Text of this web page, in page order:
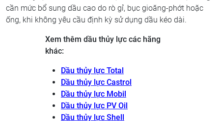
cần mức bổ sung dầu cao do rò gỉ, bục gioăng-phớt hoặc
ống, khi không yêu cầu định kỳ sử dụng dầu kéo dài.
Xem thêm dầu thủy lực các hãng
khác:
Dầu thủy lực Total
Dầu thủy lực Castrol
Dầu thủy lực Mobil
Dầu thủy lực PV Oil
Dầu thủy lực Shell